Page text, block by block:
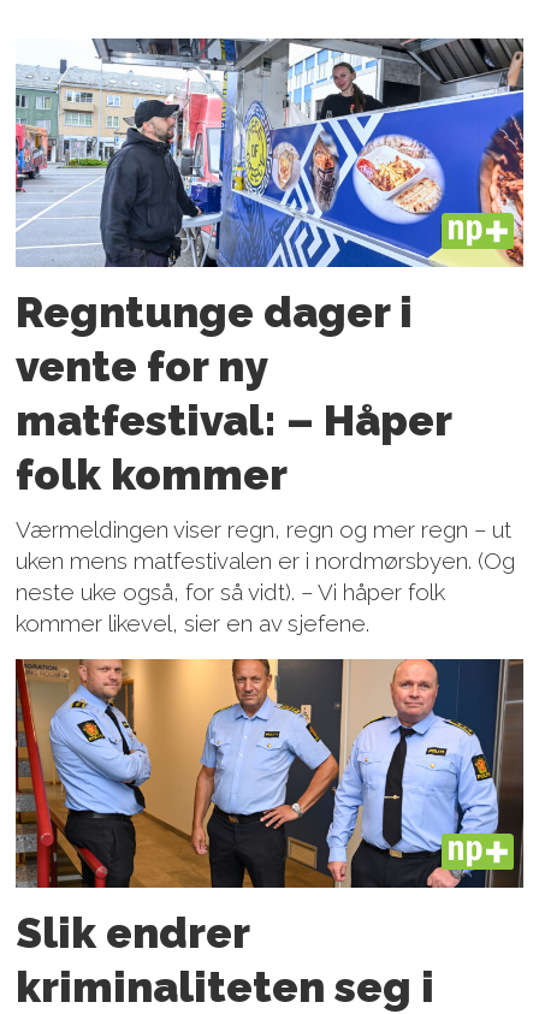
PLUS
Regntunge dager i
vente for ny
matfestival: – Håper
folk kommer
Værmeldingen viser regn, regn og mer regn – ut
uken mens matfestivalen er i nordmørsbyen. (Og
neste uke også, for så vidt). – Vi håper folk
kommer likevel, sier en av sjefene.
PLUS
Slik endrer
kriminaliteten seg i